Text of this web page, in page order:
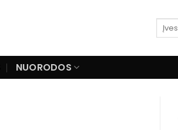
NUORODOS